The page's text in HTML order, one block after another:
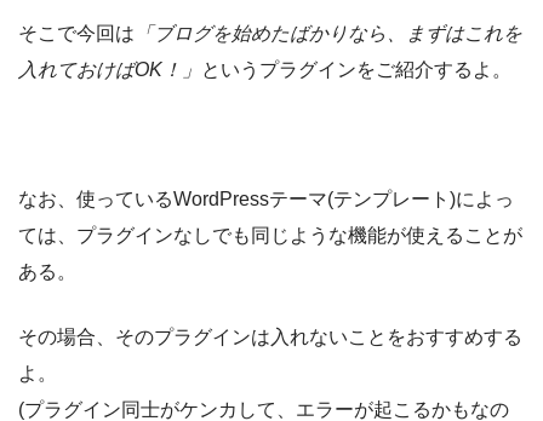
そこで今回は 「ブログを始めたばかりなら、まずはこれを
入れておけばOK！」 というプラグインをご紹介するよ。
なお、使っているWordPressテーマ(テンプレート)によっ
ては、プラグインなしでも同じような機能が使えることが
ある。
その場合、そのプラグインは入れないことをおすすめする
よ。
(プラグイン同士がケンカして、エラーが起こるかもなの